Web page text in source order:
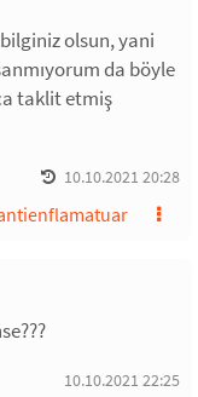
olsun, yani
da böyle
taklit etmiş
10.10.2021 20:28
10.10.2021 22:25